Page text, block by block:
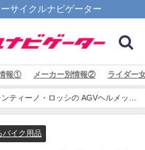
サイクルナビゲーター
報① メーカー別情報② ライダー
ティーノ・ロッシの AGVヘルメット
バイク用品